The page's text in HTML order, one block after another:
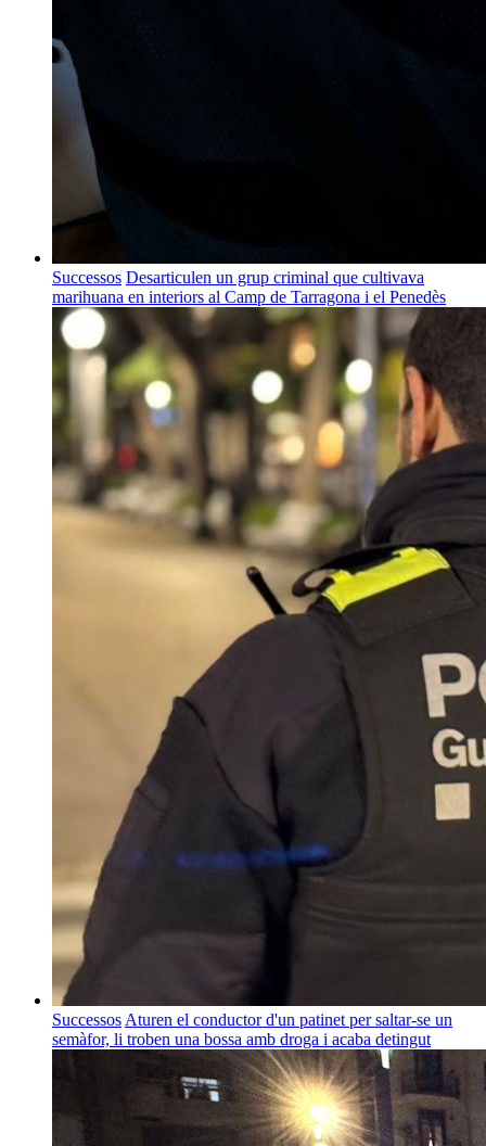
Successos Desarticulen un grup criminal que cultivava
marihuana en interiors al Camp de Tarragona i el Penedès
Successos Aturen el conductor d'un patinet per saltar-se un
semàfor, li troben una bossa amb droga i acaba detingut